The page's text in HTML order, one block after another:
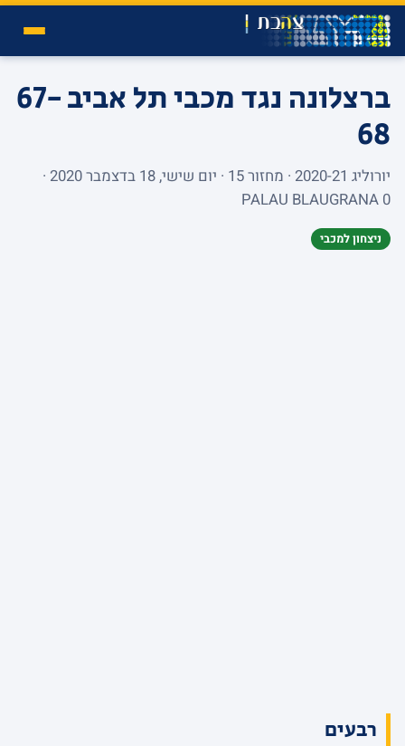
ברצלונה נגד מכבי תל אביב67-
68
יורוליג 2020-21 · מחזור 15 · יום שישי, 18 בדצמבר 2020 ·
PALAU BLAUGRANA 0
ניצחון למכבי
רבעים